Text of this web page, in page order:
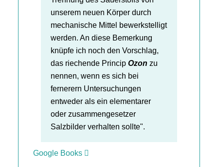
unserem neuen Körper durch
mechanische Mittel bewerkstelligt
werden. An diese Bemerkung
knüpfe ich noch den Vorschlag,
das riechende Princip Ozon zu
nennen, wenn es sich bei
fernerern Untersuchungen
entweder als ein elementarer
oder zusammengesetzer
Salzbilder verhalten sollte".
Google Books